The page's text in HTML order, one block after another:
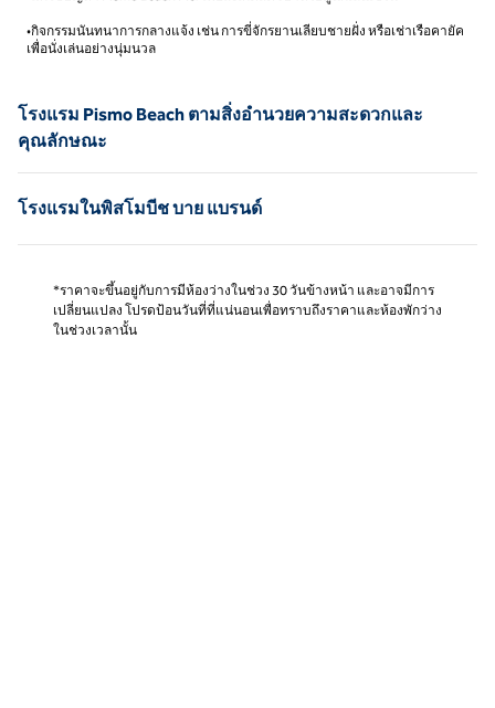
•กิจกรรมนันทนาการกลางแจ้ง เช่น การขี่จักรยานเลียบชายฝั่ง หรือเช่าเรือคายัค
เพื่อนั่งเล่นอย่างนุ่มนวล
โรงแรม Pismo Beach ตามสิ่งอํานวยความสะดวกและ
คุณลักษณะ
โรงแรมในพิสโมบีช บาย แบรนด์
*ราคาจะขึ้นอยู่กับการมีห้องว่างในช่วง 30 วันข้างหน้า และอาจมีการ
เปลี่ยนแปลง โปรดป้อนวันที่ที่แน่นอนเพื่อทราบถึงราคาและห้องพักว่าง
ในช่วงเวลานั้น